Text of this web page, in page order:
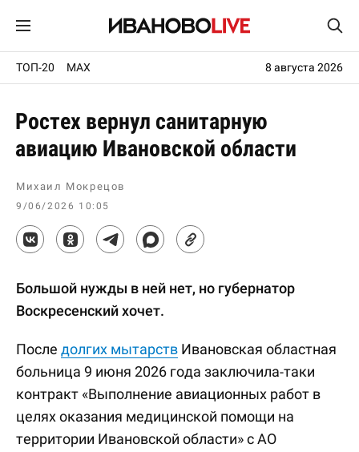
ТОП-20 MAX 8 августа 2026
Ростех вернул санитарную
авиацию Ивановской области
Михаил Мокрецов
9/06/2026 10:05
Большой нужды в ней нет, но губернатор
Воскресенский хочет.
После долгих мытарств Ивановская областная
больница 9 июня 2026 года заключила-таки
контракт «Выполнение авиационных работ в
целях оказания медицинской помощи на
территории Ивановской области» с АО